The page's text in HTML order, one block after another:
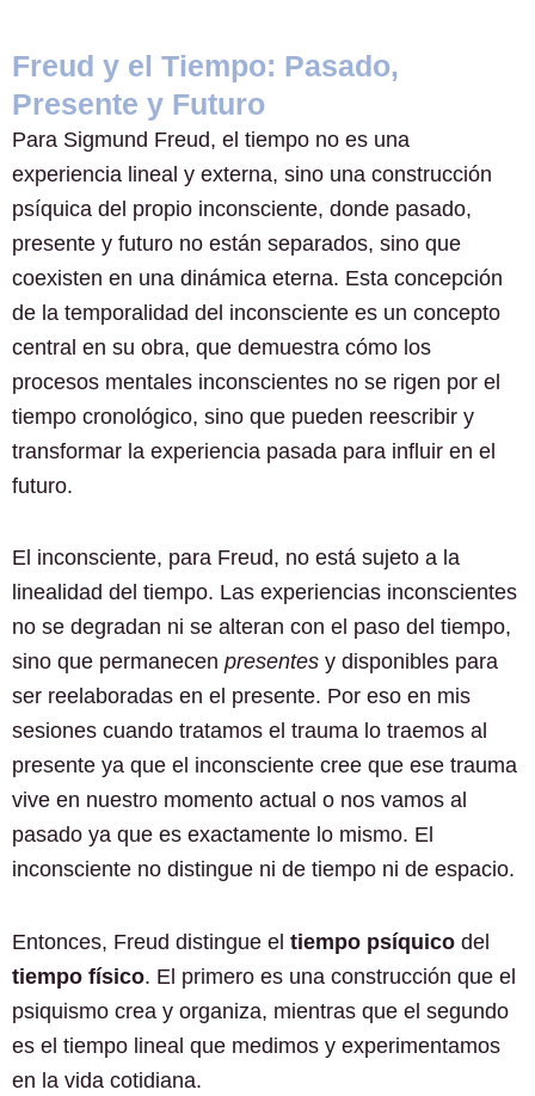
Freud y el Tiempo: Pasado,
Presente y Futuro
Para Sigmund Freud, el tiempo no es una
experiencia lineal y externa, sino una construcción
psíquica del propio inconsciente, donde pasado,
presente y futuro no están separados, sino que
coexisten en una dinámica eterna. Esta concepción
de la temporalidad del inconsciente es un concepto
central en su obra, que demuestra cómo los
procesos mentales inconscientes no se rigen por el
tiempo cronológico, sino que pueden reescribir y
transformar la experiencia pasada para influir en el
futuro.
El inconsciente, para Freud, no está sujeto a la
linealidad del tiempo. Las experiencias inconscientes
no se degradan ni se alteran con el paso del tiempo,
sino que permanecen presentes y disponibles para
ser reelaboradas en el presente. Por eso en mis
sesiones cuando tratamos el trauma lo traemos al
presente ya que el inconsciente cree que ese trauma
vive en nuestro momento actual o nos vamos al
pasado ya que es exactamente lo mismo. El
inconsciente no distingue ni de tiempo ni de espacio.
Entonces, Freud distingue el tiempo psíquico del
tiempo físico. El primero es una construcción que el
psiquismo crea y organiza, mientras que el segundo
es el tiempo lineal que medimos y experimentamos
en la vida cotidiana.